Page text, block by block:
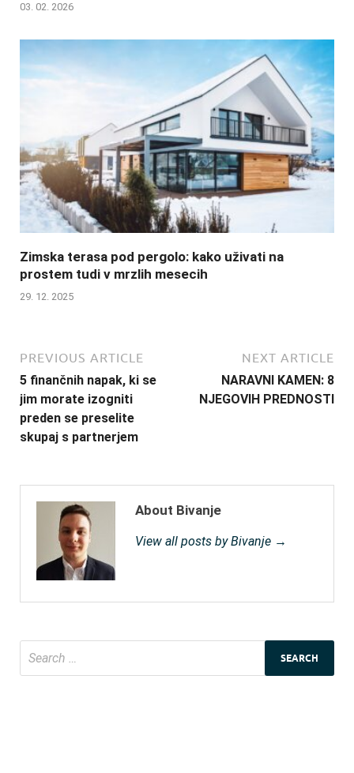
03. 02. 2026
Zimska terasa pod pergolo: kako uživati na
prostem tudi v mrzlih mesecih
29. 12. 2025
PREVIOUS ARTICLE
5 finančnih napak, ki se
jim morate izogniti
preden se preselite
skupaj s partnerjem
NEXT ARTICLE
NARAVNI KAMEN: 8
NJEGOVIH PREDNOSTI
About Bivanje
View all posts by Bivanje →